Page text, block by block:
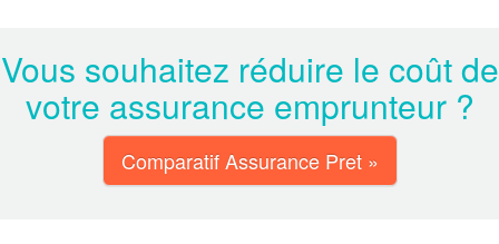
Vous souhaitez réduire le coût de
votre assurance emprunteur ?
Comparatif Assurance Pret »